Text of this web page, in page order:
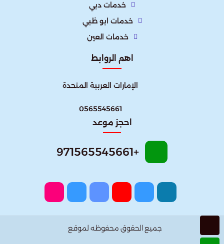
خدمات دبي
خدمات ابو ظبي
خدمات العين
اهم الروابط
الإمارات العربية المتحدة​
0565545661
احجز موعد
+971565545661
جميع الحقوق محفوظه لموقع